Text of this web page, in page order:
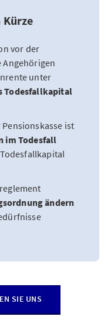
vor der
unter
Todesfallkapital
ist
im Todesfall
ändern
SIE UNS